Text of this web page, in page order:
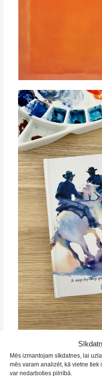
Mēs izmantojam sīkdatnes, lai
mēs varam analizēt, kā vietne
var nedarboties pilnībā.